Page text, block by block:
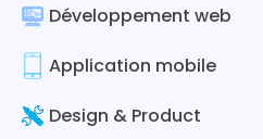
Développement web
Application mobile
Design & Product